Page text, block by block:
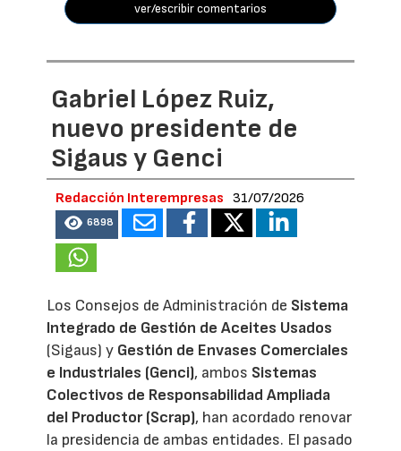
ver/escribir comentarios
Gabriel López Ruiz,
nuevo presidente de
Sigaus y Genci
Redacción Interempresas 31/07/2026
6898
Los Consejos de Administración de Sistema
Integrado de Gestión de Aceites Usados
(Sigaus) y Gestión de Envases Comerciales
e Industriales (Genci), ambos Sistemas
Colectivos de Responsabilidad Ampliada
del Productor (Scrap), han acordado renovar
la presidencia de ambas entidades. El pasado